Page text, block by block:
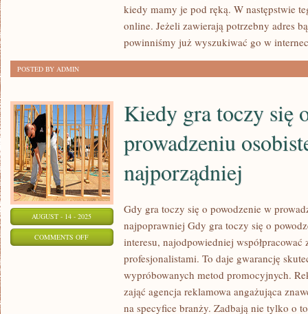
TELEWIZJA,
OGÓLNOŚWIATOWA
SIEĆ
kiedy mamy je pod ręką. W następstwie
online. Jeżeli zawierają potrzebny adres
powinniśmy już wyszukiwać go w
POSTED BY ADMIN
AUGUST - 14 - 2025
COMMENTS OFFON
Kiedy gra toczy się
prowadzeniu
najporządniej
Gdy gra toczy się o powodzenie w
najpoprawniej Gdy gra toczy się o
interesu, najodpowiedniej
profesjonalistami. To daje gwarancję
wypróbowanych metod promocyjnych.
zająć agencja reklamowa angażująca
na specyfice branży. Zadbają nie tylko o